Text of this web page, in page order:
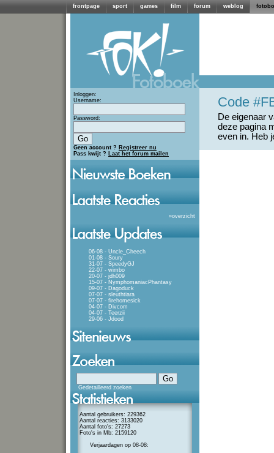
frontpage sport games film forum weblog
Inloggen:
Username:
Password:
Geen account ? Registreer nu
Pass kwijt ? Laat het forum mailen
»overzicht
06-08 - Uncle_Cheech
01-08 - Soury
31-07 - SpeedyGJ
22-07 - wimbo
20-07 - jdh009
15-07 - NymphomaniacPhantasy
09-07 - Dagoduck
07-07 - sleuthtiara
07-07 - firehomesick
04-07 - Divcom
04-07 - Teerzii
29-06 - Jdood
Gedetailleerd zoeken
Aantal gebruikers: 229362
Aantal reacties: 3133020
Aantal foto's: 27273
Foto's in Mb: 2159120
Verjaardagen op 08-08:
Code
De eigenaar
deze pagina
even in. Heb